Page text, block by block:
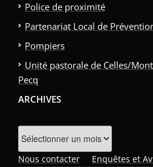
Police de proximité
Partenariat Local de
Pompiers
Unité pastorale de Celles/
Pecq
ARCHIVES
Archives
Nous contacter Enquêtes et